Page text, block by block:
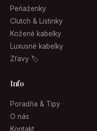
Peňaženky
Clutch & Listinky
Kožené kabelky
Luxusné kabelky
Zľavy 🏷
Info
Poradňa & Tipy
O nás
Kontakt